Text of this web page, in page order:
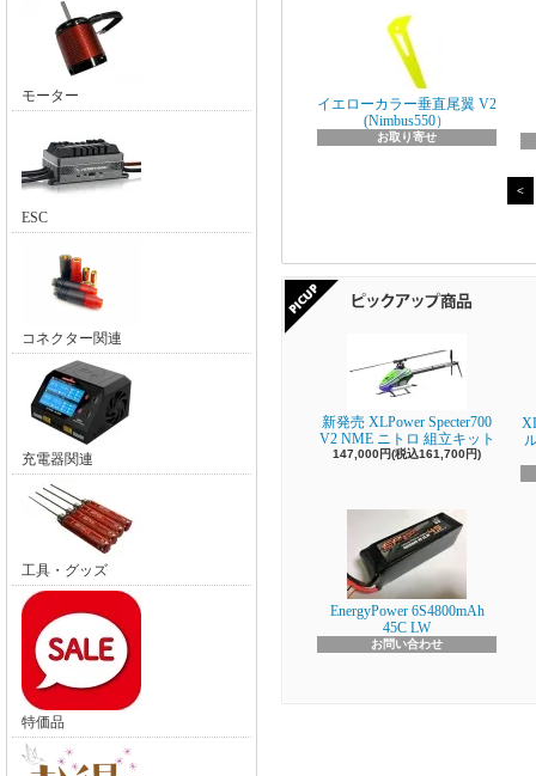
モーター
ESC
コネクター関連
充電器関連
工具・グッズ
特価品
イエローカラー垂直尾翼 V2
(Nimbus550）
お取り寄せ
<
新発売 XLPower Specter700
V2 NME ニトロ 組立キット
147,000円(税込161,700円)
EnergyPower 6S4800mAh
45C LW
お問い合わせ